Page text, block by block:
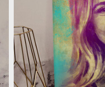
VONÁSAI